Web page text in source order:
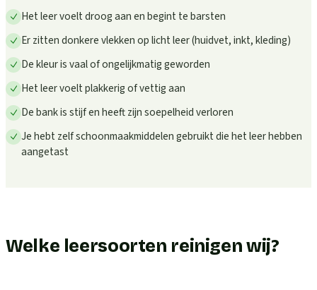
Het leer voelt droog aan en begint te barsten
Er zitten donkere vlekken op licht leer (huidvet, inkt, kleding)
De kleur is vaal of ongelijkmatig geworden
Het leer voelt plakkerig of vettig aan
De bank is stijf en heeft zijn soepelheid verloren
Je hebt zelf schoonmaakmiddelen gebruikt die het leer hebben
aangetast
Welke leersoorten reinigen wij?